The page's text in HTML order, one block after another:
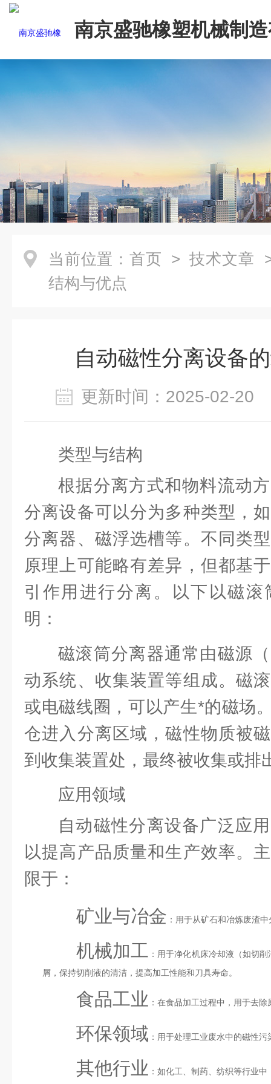
南京盛驰橡塑机械制
司
当前位置： 首页 > 技术文章
结构与优点
自动磁性分离设备
更新时间：2025-02-
类型与结构
根据分离方式和物料流动
分离设备可以分为多种类型，
分离器、磁浮选槽等。不同类
原理上可能略有差异，但都基
引作用进行分离。以下以磁
明：
磁滚筒分离器通常由磁源
动系统、收集装置等组成。磁
或电磁线圈，可以产生*的磁场
仓进入分离区域，磁性物质被
到收集装置处，最终被收集或排
应用领域
自动磁性分离设备广泛应
以提高产品质量和生产效率。
限于：
矿业与冶金 ：用于从矿石和冶炼废渣
机械加工 ：用于净化机床冷却液（如切
屑，保持切削液的清洁，提高加工性能和刀具寿命。
食品工业 ：在食品加工过程中，用于去
环保领域 ：用于处理工业废水中的磁性
其他行业 ：如化工、制药、纺织等行业